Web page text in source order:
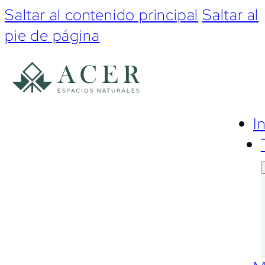
Saltar al contenido principal Saltar al
pie de página